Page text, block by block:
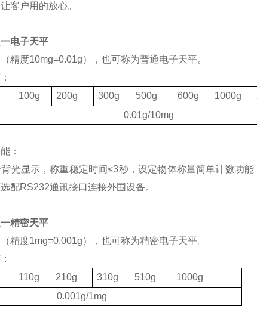
客户用的放心。
电子天平
精度10mg=0.01g），也可称为普通电子天平。
100g 200g 300g 500g 600g 1000g
0.01g/10mg
：
光显示，称重稳定时间≤3秒，设定物体称量简单计数功
配RS232通讯接口连接外围设备。
精密天平
精度1mg=0.001g），也可称为精密电子天平。
110g 210g 310g 510g
1000g
0.001g/1mg